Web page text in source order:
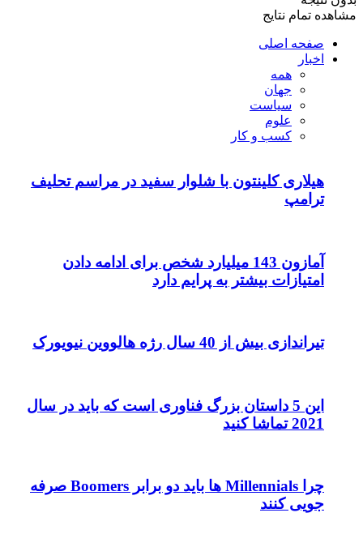
تمام نتایج
صفحه اصلی
اخبار
همه
جهان
سیاست
علوم
کسب و کار
هیلاری کلینتون با شلوار سفید در مراسم تحلیف
ترامپ
آمازون 143 میلیارد شخص برای ادامه دادن
امتیازات بیشتر به پرایم دارد
تیراندازی بیش از 40 سال رژه هالووین نیویورک
این 5 داستان بزرگ فناوری است که باید در سال
چرا Millennials ها باید دو برابر Boomers صرفه
جویی کنند